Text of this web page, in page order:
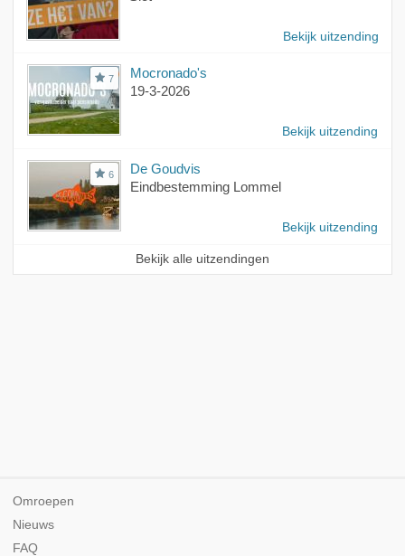
Bekijk uitzending
7
Mocronado's
19-3-2026
Bekijk uitzending
6
De Goudvis
Eindbestemming Lommel
Bekijk uitzending
Bekijk alle uitzendingen
Omroepen
Nieuws
FAQ